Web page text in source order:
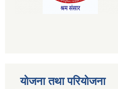
योजना तथा परियोजना